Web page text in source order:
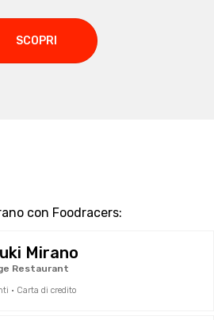
SCOPRI
con Foodracers:
Mirano
Restaurant
· Carta di credito